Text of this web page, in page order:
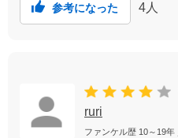
参考になった 4 人
ruri
ファンケル歴 10～19年